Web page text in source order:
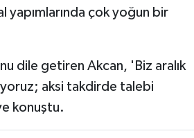
yapımlarında çok yoğun bir
dile getiren Akcan, 'Biz aralık
aksi takdirde talebi
konuştu.